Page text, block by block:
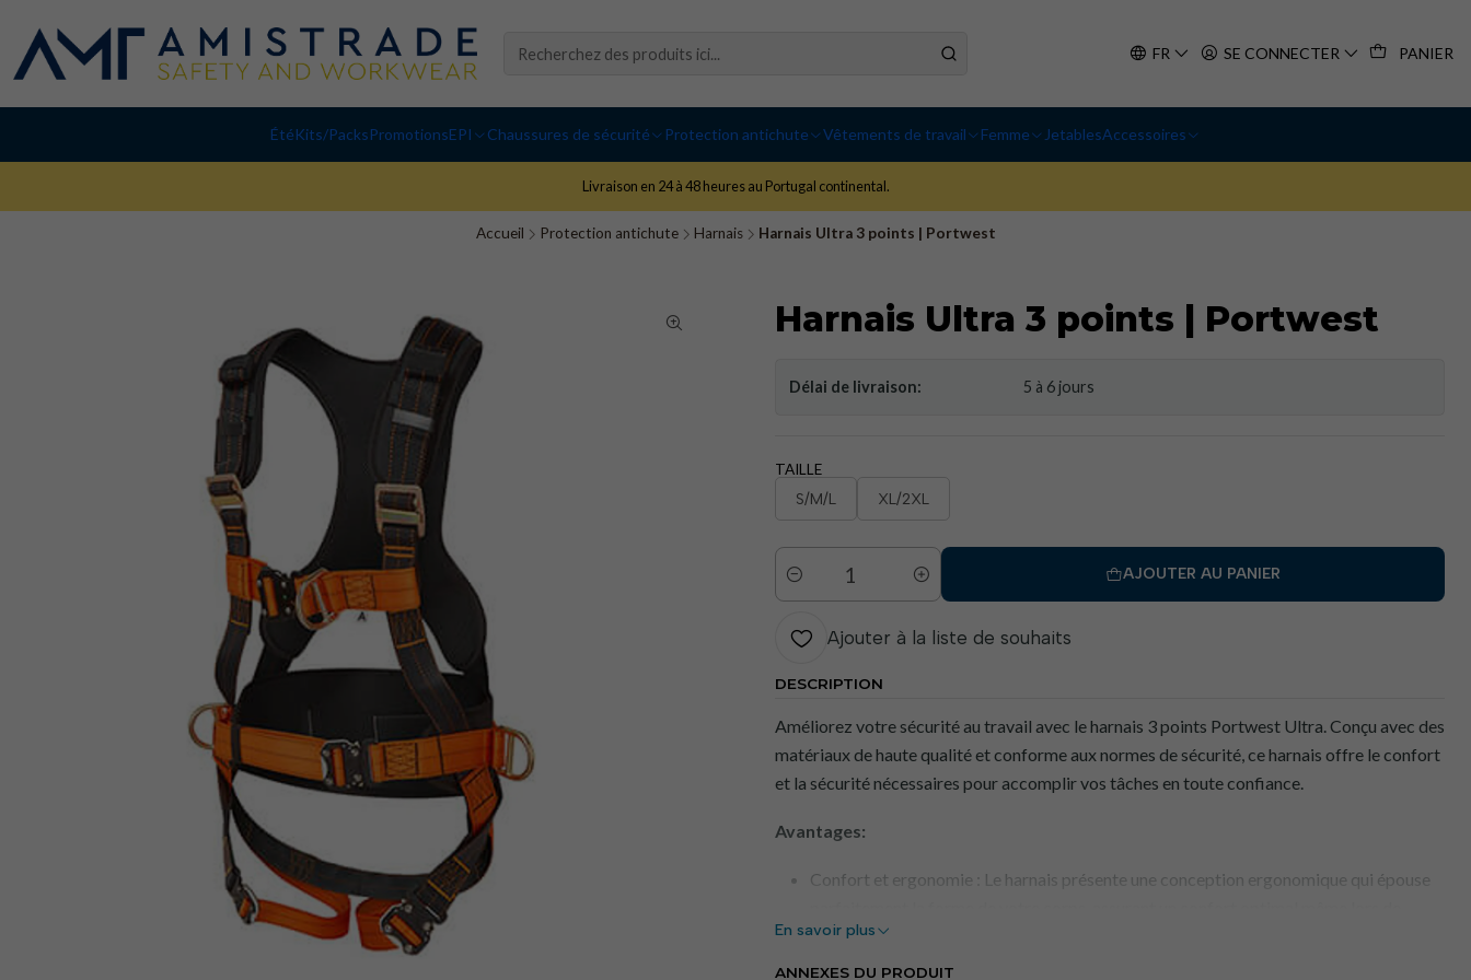
FR SE CONNECTER PANIER
ÉtéKits/PacksPromotionsEPI Chaussures de sécurité Protection antichute Vêtements de travail Femme JetablesAccessoires
Livraison en 24 à 48 heures au Portugal continental.
Accueil Protection antichute Harnais Harnais Ultra 3 points | Portwest
Harnais Ultra 3 points | Portwest
Délai de livraison: 5 à 6 jours
TAILLE
S/M/L XL/2XL
Quantité
AJOUTER AU PANIER
Ajouter à la liste de souhaits
DESCRIPTION
Améliorez votre sécurité au travail avec le harnais 3 points Portwest Ultra. Conçu avec des
matériaux de haute qualité et conforme aux normes de sécurité, ce harnais offre le confort
et la sécurité nécessaires pour accomplir vos tâches en toute confiance.
Avantages:
Confort et ergonomie : Le harnais présente une conception ergonomique qui épouse
longues journées de travail.
Sécurité maximale : Conforme aux normes EN 361, garantissant le respect des
En savoir plus
ANNEXES DU PRODUIT